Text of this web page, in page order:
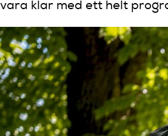
klar med ett helt